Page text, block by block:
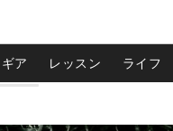
ギア レッスン ライフ